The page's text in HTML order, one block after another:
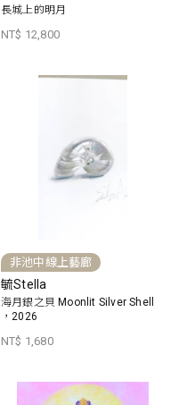
長城上的明月
NT$ 12,800
非池中線上藝廊
毓Stella
海月銀之貝 Moonlit Silver Shell
，2026
NT$ 1,680